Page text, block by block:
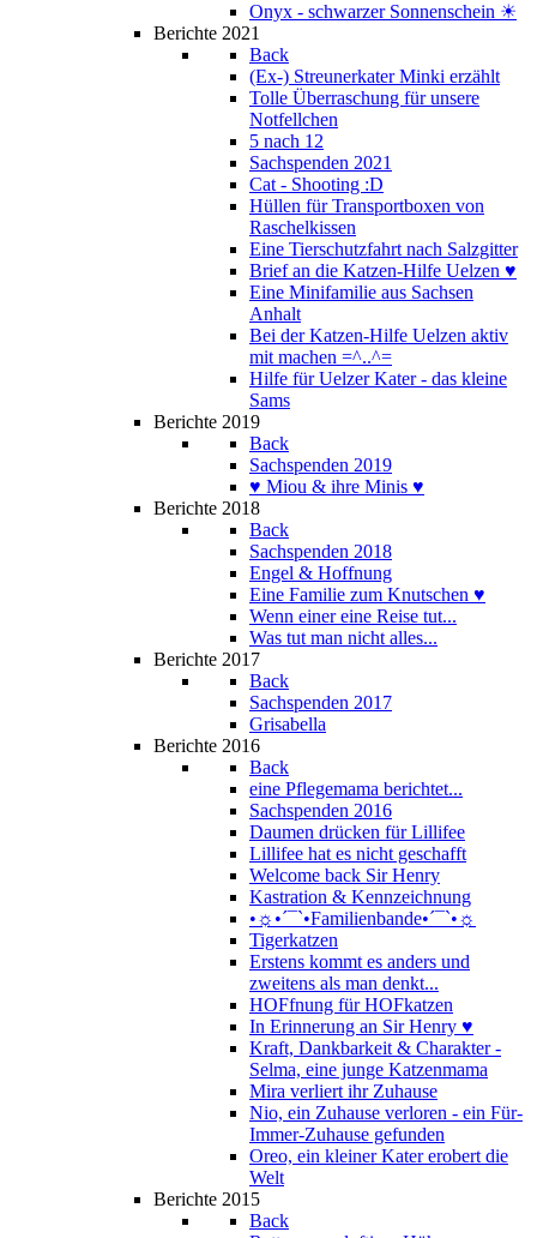
Onyx - schwarzer Sonnenschein ☀
Berichte 2021
Back
(Ex-) Streunerkater Minki erzählt
Tolle Überraschung für unsere
Notfellchen
5 nach 12
Sachspenden 2021
Cat - Shooting :D
Hüllen für Transportboxen von
Raschelkissen
Eine Tierschutzfahrt nach Salzgitter
Brief an die Katzen-Hilfe Uelzen ♥
Eine Minifamilie aus Sachsen
Anhalt
Bei der Katzen-Hilfe Uelzen aktiv
mit machen =^..^=
Hilfe für Uelzer Kater - das kleine
Sams
Berichte 2019
Back
Sachspenden 2019
♥ Miou & ihre Minis ♥
Berichte 2018
Back
Sachspenden 2018
Engel & Hoffnung
Eine Familie zum Knutschen ♥
Wenn einer eine Reise tut...
Was tut man nicht alles...
Berichte 2017
Back
Sachspenden 2017
Grisabella
Berichte 2016
Back
eine Pflegemama berichtet...
Sachspenden 2016
Daumen drücken für Lillifee
Lillifee hat es nicht geschafft
Welcome back Sir Henry
Kastration & Kennzeichnung
•☼•´¯`•Familienbande•´¯`•☼
Tigerkatzen
Erstens kommt es anders und
zweitens als man denkt...
HOFfnung für HOFkatzen
In Erinnerung an Sir Henry ♥
Kraft, Dankbarkeit & Charakter -
Selma, eine junge Katzenmama
Mira verliert ihr Zuhause
Nio, ein Zuhause verloren - ein Für-
Immer-Zuhause gefunden
Oreo, ein kleiner Kater erobert die
Welt
Berichte 2015
Back